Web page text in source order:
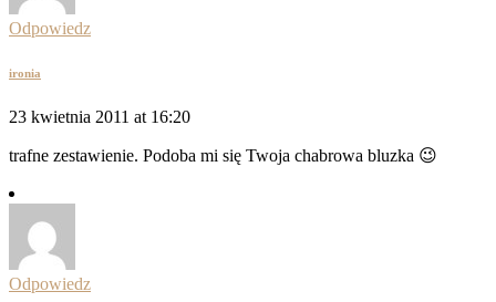
Odpowiedz
ironia
23 kwietnia 2011 at 16:20
trafne zestawienie. Podoba mi się Twoja chabrowa bluzka 😉
Odpowiedz